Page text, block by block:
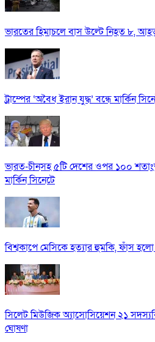
ভারতের হিমাচলে বাস উল্টে নিহত ৮,
ট্রাম্পের ‘অবৈধ ইরান যুদ্ধ’ বন্ধে মার্কিন
ভারত-চীনসহ ৫টি দেশের ওপর ১০০
মার্কিন সিনেটে
বিশ্বকাপে মেসিকে হত্যার হুমকি, ফাঁস
সিলেট মিউজিক অ্যাসোসিয়েশন ২১
ঘোষণা